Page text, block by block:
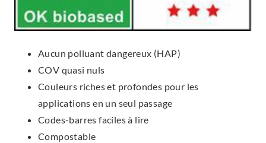
Aucun polluant dangereux (HAP)
COV quasi nuls
Couleurs riches et profondes pour les
applications en un seul passage
Codes-barres faciles à lire
Compostable